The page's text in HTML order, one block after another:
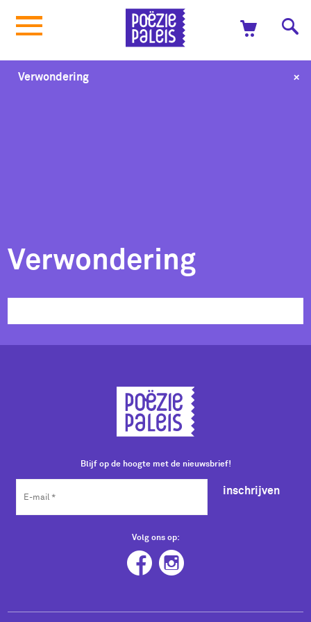
Verwondering +
Verwondering
Blijf op de hoogte met de nieuwsbrief!
inschrijven
Volg ons op: